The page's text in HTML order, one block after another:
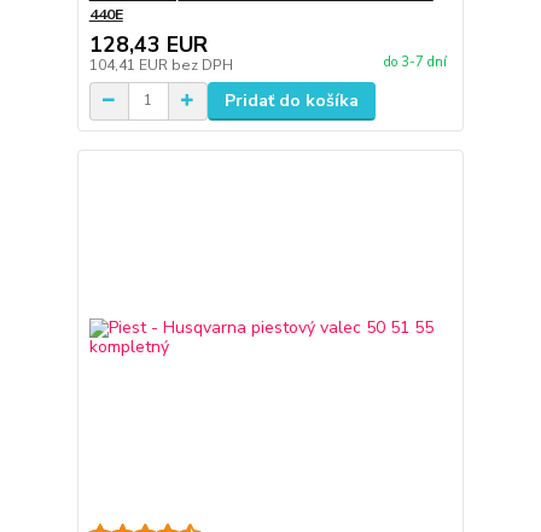
440E
128,43 EUR
104,41 EUR bez DPH do 3-7 dní
Pridať do košíka